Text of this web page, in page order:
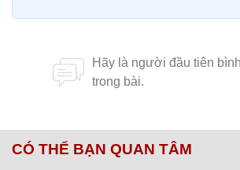
CÓ THỂ BẠN QUAN TÂM